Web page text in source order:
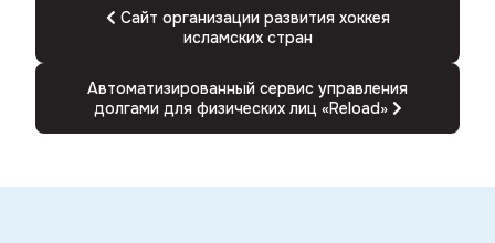
Сайт организации развития хоккея
исламских стран
Автоматизированный сервис управления
долгами для физических лиц «Reload»